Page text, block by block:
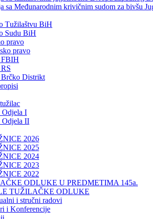
sa Međunarodnim krivičnim sudom za bivšu
Тužilaštvu BiH
Sudu BiH
pravo
pravo
FBIH
Distrikt
Odjela I
Odjela II
2026
2025
2024
2023
2022
ODLUKE U PREDMETIMA 145a.
TUŽILAČKE ODLUKE
i stručni radovi
i Konferencije